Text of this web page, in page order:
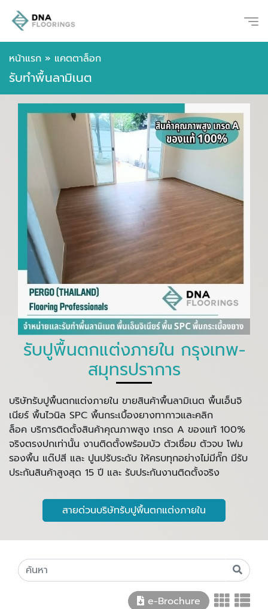
หน้าแรก » แคตตาล็อก
รับทำพื้นลามิเนต
รับปูพื้นตกแต่งภายใน กรุงเทพ-
สมุทรปราการ
บริษัทรับปูพื้นตกแต่งภายใน ขายสินค้าพื้นลามิเนต พื้นเอ็นจิ
เนียร์ พื้นไวนิล SPC พื้นกระเบื้องยางทากาวและคลิก
ล็อค บริการติดตั้งสินค้าคุณภาพสูง เกรด A ของแท้ 100%
จริงตรงปกเท่านั้น งานติดตั้งพร้อมบัว ตัวเชื่อม ตัวจบ โฟม
รองพื้น แด๊ปสี และ ปูนปรับระดับ ให้ครบทุกอย่างไม่มีกั๊ก มีรับ
ประกันสินค้าสูงสุด 15 ปี และ รับประกันงานติดตั้งจริง
สายด่วนบริษัทรับปูพื้นตกแต่งภายใน
e-Brochure